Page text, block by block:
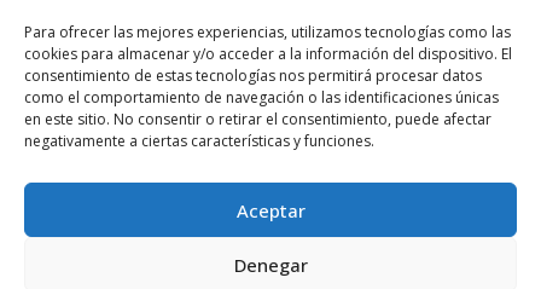
Para ofrecer las mejores experiencias, utilizamos tecnologías como las
cookies para almacenar y/o acceder a la información del dispositivo. El
consentimiento de estas tecnologías nos permitirá procesar datos
como el comportamiento de navegación o las identificaciones únicas
en este sitio. No consentir o retirar el consentimiento, puede afectar
negativamente a ciertas características y funciones.
Aceptar
Denegar
Seguinos!
Quixote Concentrates S.L. 2022 © Reservados todos los
derechos